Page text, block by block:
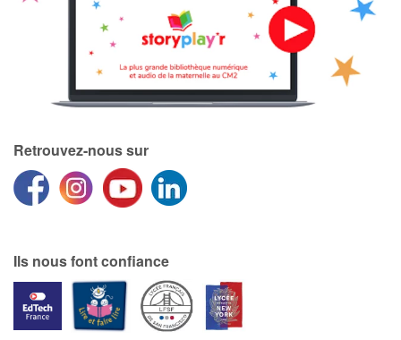
Retrouvez-nous sur
Ils nous font confiance